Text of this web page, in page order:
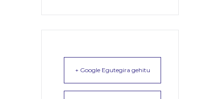
+ Google Egutegira gehitu